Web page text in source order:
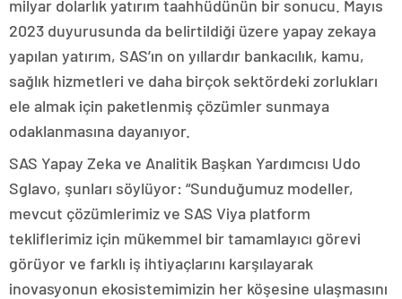
milyar dolarlık yatırım taahhüdünün bir sonucu. Mayıs
2023 duyurusunda da belirtildiği üzere yapay zekaya
yapılan yatırım, SAS’ın on yıllardır bankacılık, kamu,
sağlık hizmetleri ve daha birçok sektördeki zorlukları
ele almak için paketlenmiş çözümler sunmaya
odaklanmasına dayanıyor.
SAS Yapay Zeka ve Analitik Başkan Yardımcısı Udo
Sglavo, şunları söylüyor: “Sunduğumuz modeller,
mevcut çözümlerimiz ve SAS Viya platform
tekliflerimiz için mükemmel bir tamamlayıcı görevi
görüyor ve farklı iş ihtiyaçlarını karşılayarak
inovasyonun ekosistemimizin her köşesine ulaşmasını